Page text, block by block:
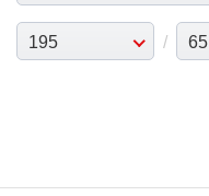
195 / 65